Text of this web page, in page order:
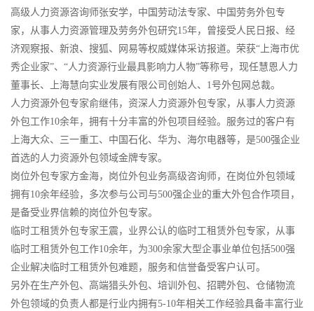
高级人力资源咨询师张安学，中国劳动法专家、中国劳务外包专
家，从事人力资源管理及劳务外包研究15年，曾接受人民日报、经
济观察报、新浪、搜狐、网易等权威媒体采访报道。荣获“上海市优
秀企业家”、“人力资源行业最具影响力人物”等称号，现任慧恩人力
董事长、上海慧向实业发展有限公司创始人、1号外包网总裁。
人力资源外包专家俞继伟，资深人力资源外包专家，从事人力资源
外包工作10余年，拥有十分丰富的外包项目经验。服务过的客户有
上海大众、三一重工、中国石化、华为、海尔电器等，是500强企业
首选的人力资源外包领域金牌专家。
岗位外包专家方金海，岗位外包业务高级咨询师，在岗位外包领域
拥有10余年经验，多次参与公司与500强企业的重大外包合作项目，
是备受业界信赖的岗位外包专家。
临时工租赁外包专家王震，业界公认的临时工租赁外包专家，从事
临时工租赁外包工作10余年，为300余家大型企事业单位包括500强
企业解决临时工租赁外包难题，服务和信誉备受客户认可。
另外在生产外包、高端猎头外包、培训外包、招聘外包、仓储物流
外包领域的负责人都是行业内拥有5-10年相关工作经验具备丰富行业